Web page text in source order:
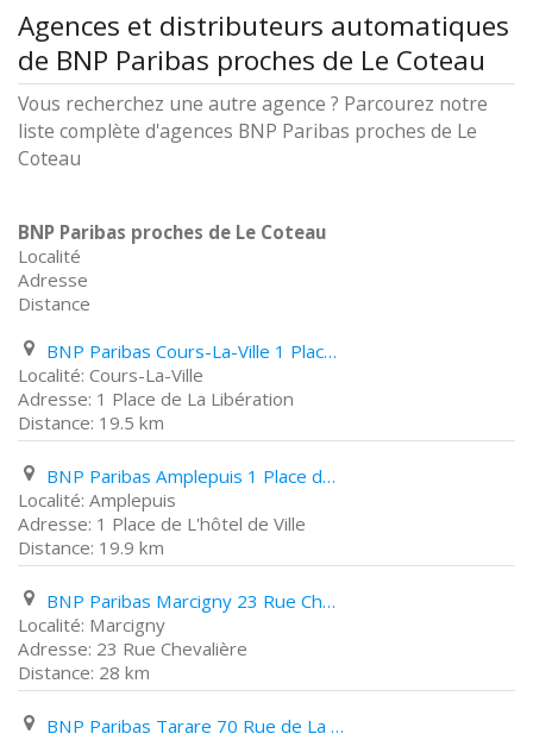
Agences et distributeurs automatiques
de BNP Paribas proches de Le Coteau
Vous recherchez une autre agence ? Parcourez notre
liste complète d'agences BNP Paribas proches de Le
Coteau
BNP Paribas proches de Le Coteau
Localité
Adresse
Distance
BNP Paribas Cours-La-Ville 1 Place de La Libération
Cours-La-Ville
1 Place de La Libération
19.5 km
BNP Paribas Amplepuis 1 Place de L'hôtel de Ville
Amplepuis
1 Place de L'hôtel de Ville
19.9 km
BNP Paribas Marcigny 23 Rue Chevalière
Marcigny
23 Rue Chevalière
28 km
BNP Paribas Tarare 70 Rue de La République